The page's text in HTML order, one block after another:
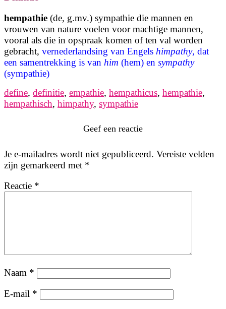
hempathie (de, g.mv.) sympathie die mannen en
vrouwen van nature voelen voor machtige mannen,
vooral als die in opspraak komen of ten val worden
gebracht, vernederlandsing van Engels himpathy, dat
een samentrekking is van him (hem) en sympathy
(sympathie)
define, definitie, empathie, hempathicus, hempathie,
hempathisch, himpathy, sympathie
Geef een reactie
Je e-mailadres wordt niet gepubliceerd. Vereiste velden
zijn gemarkeerd met *
Reactie *
Naam *
E-mail *